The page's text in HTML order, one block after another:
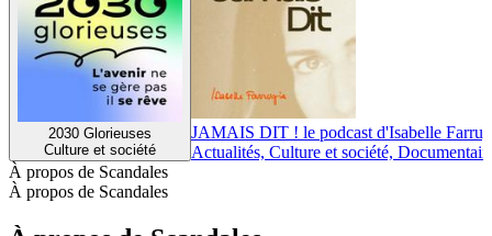
2030 Glorieuses
Culture et société
JAMAIS DIT ! le podcast d'Isabelle
Actualités, Culture et société,
À propos de Scandales
À propos de Scandales